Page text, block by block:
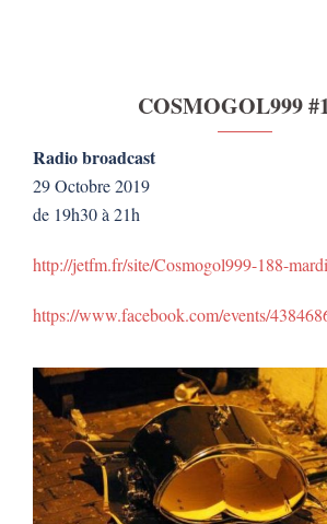
COSMOGOL999
Radio broadcast
29 Octobre 2019
de 19h30 à 21h
http://jetfm.fr/site/Cosmogol999-188-
https://www.facebook.com/events/